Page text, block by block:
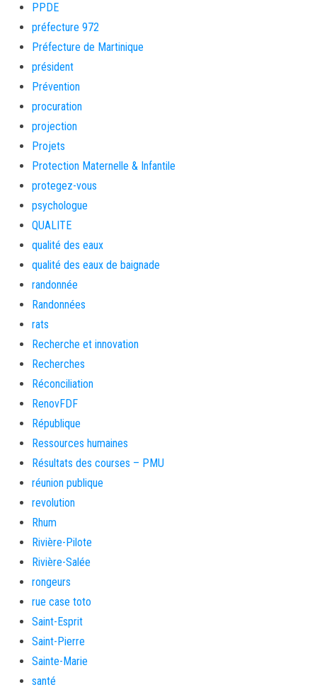
PPDE
préfecture 972
Préfecture de Martinique
président
Prévention
procuration
projection
Projets
Protection Maternelle & Infantile
protegez-vous
psychologue
QUALITE
qualité des eaux
qualité des eaux de baignade
randonnée
Randonnées
rats
Recherche et innovation
Recherches
Réconciliation
RenovFDF
République
Ressources humaines
Résultats des courses – PMU
réunion publique
revolution
Rhum
Rivière-Pilote
Rivière-Salée
rongeurs
rue case toto
Saint-Esprit
Saint-Pierre
Sainte-Marie
santé